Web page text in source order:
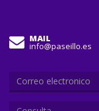
MAIL
info@paseillo.es